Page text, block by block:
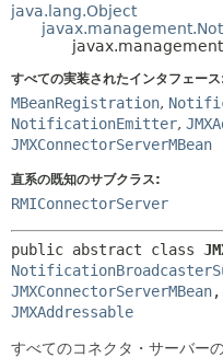
ツリー
プレビュー
非推奨
java.lang.Object
すべての実装されたインタフェー
MBeanRegistration,
NotificationEmitter,
JMXConnectorServerMBean
直系の既知のサブクラス:
RMIConnectorServer
public abstract class
JMXConnectorServerMBean,
JMXAddressable
すべてのコネクタ・サーバー